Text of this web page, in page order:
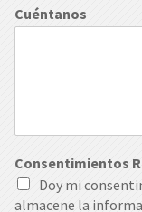
Cuéntanos
Consentimientos
Doy mi
almacene la